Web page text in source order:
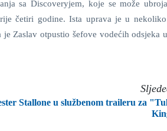
sa Discoveryjem, koje se može
četiri godine. Ista uprava je u nekoliko
Zaslav otpustio šefove vodećih odsjeka
Stallone u službenom traileru za